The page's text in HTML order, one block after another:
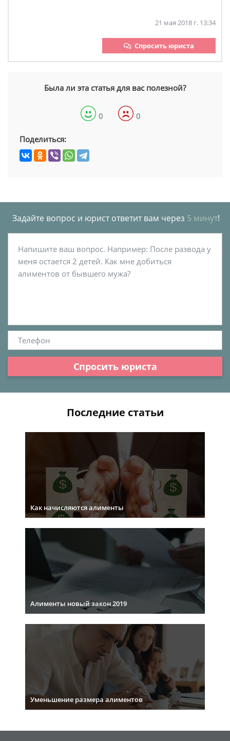
21 мая 2018 г. 13:34
Спросить юриста
Была ли эта статья для вас полезной?
0 0
Поделиться:
Задайте вопрос и юрист ответит вам через 5 минут!
Спросить юриста
Последние статьи
Как начисляются алименты
Алименты новый закон 2019
Уменьшение размера алиментов